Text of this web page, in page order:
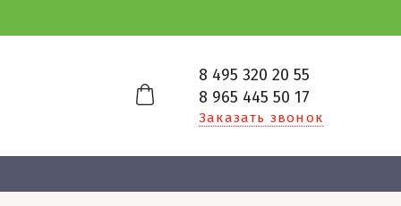
8 495 320 20 55
8 965 445 50 17
Заказать звонок